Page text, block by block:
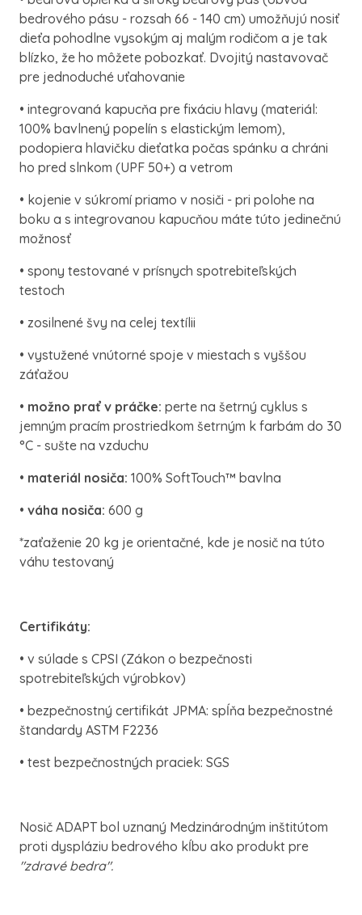
bedrového pásu - rozsah 66 - 140 cm) umožňujú nosiť
dieťa pohodlne vysokým aj malým rodičom a je tak
blízko, že ho môžete pobozkať. Dvojitý nastavovač
pre jednoduché uťahovanie
• integrovaná kapucňa pre fixáciu hlavy (materiál:
100% bavlnený popelín s elastickým lemom),
podopiera hlavičku dieťatka počas spánku a chráni
ho pred slnkom (UPF 50+) a vetrom
• kojenie v súkromí priamo v nosiči - pri polohe na
boku a s integrovanou kapucňou máte túto jedinečnú
možnosť
• spony testované v prísnych spotrebiteľských
testoch
• zosilnené švy na celej textílii
• vystužené vnútorné spoje v miestach s vyššou
záťažou
• možno prať v práčke: perte na šetrný cyklus s
jemným pracím prostriedkom šetrným k farbám do 30
°C - sušte na vzduchu
• materiál nosiča: 100% SoftTouch™ bavlna
• váha nosiča: 600 g
*zaťaženie 20 kg je orientačné, kde je nosič na túto
váhu testovaný
Certifikáty:
• v súlade s CPSI (Zákon o bezpečnosti
spotrebiteľských výrobkov)
• bezpečnostný certifikát JPMA: spĺňa bezpečnostné
štandardy ASTM F2236
• test bezpečnostných praciek: SGS
Nosič ADAPT bol uznaný Medzinárodným inštitútom
proti dyspláziu bedrového kĺbu ako produkt pre
"zdravé bedra".